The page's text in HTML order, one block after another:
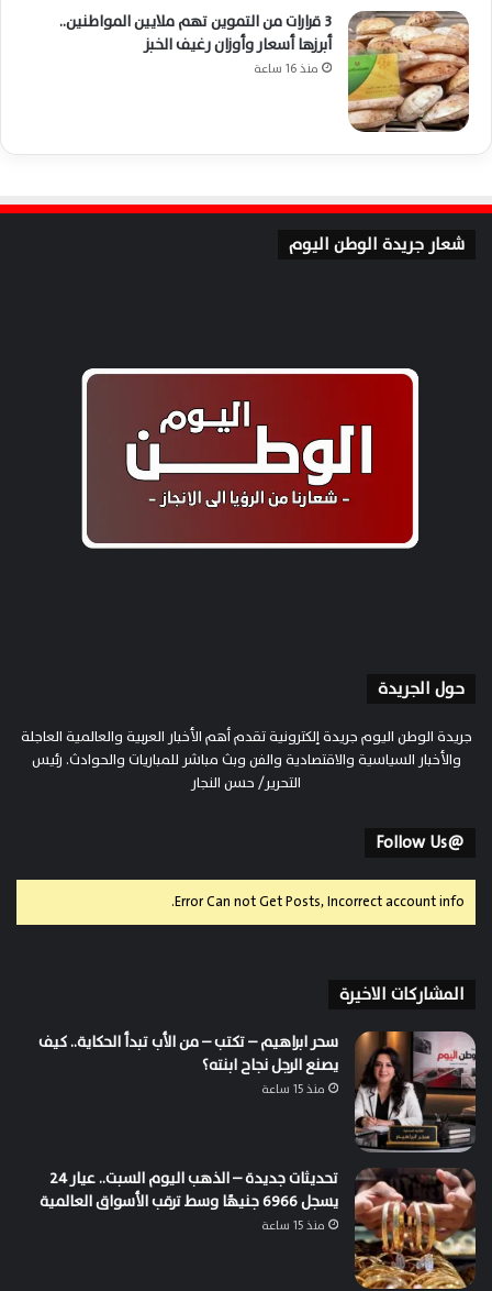
3 قرارات من التموين تهم ملايين المواطنين..
أبرزها أسعار وأوزان رغيف الخبز
منذ 16 ساعة
شعار جريدة الوطن اليوم
حول الجريدة
جريدة الوطن اليوم جريدة إلكترونية تقدم أهم الأخبار العربية والعالمية العاجلة
والأخبار السياسية والاقتصادية والفن وبث مباشر للمباريات والحوادث. رئيس
التحرير/ حسن النجار
@Follow Us
Error Can not Get Posts, Incorrect account info.
المشاركات الاخيرة
سحر ابراهيم – تكتب – من الأب تبدأ الحكاية.. كيف
يصنع الرجل نجاح ابنته؟
منذ 15 ساعة
تحديثات جديدة – الذهب اليوم السبت.. عيار 24
يسجل 6966 جنيهًا وسط ترقب الأسواق العالمية
منذ 15 ساعة